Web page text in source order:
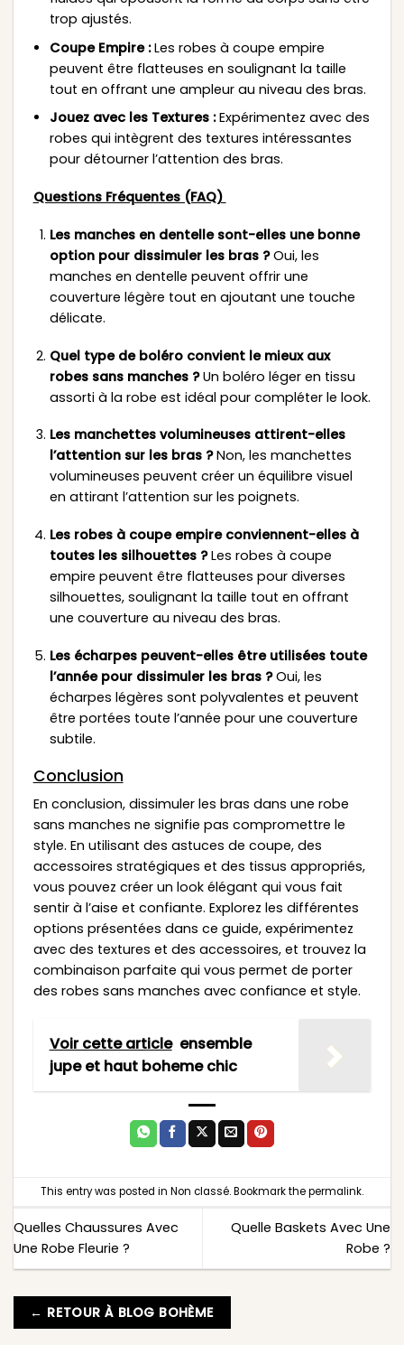
trop ajustés.
Coupe Empire :Les robes à coupe empire
peuvent être flatteuses en soulignant la taille
tout en offrant une ampleur au niveau des bras.
Jouez avec les Textures :Expérimentez avec des
robes qui intègrent des textures intéressantes
pour détourner l’attention des bras.
Questions Fréquentes (FAQ)
Les manches en dentelle sont-elles une bonne
option pour dissimuler les bras ?Oui, les
manches en dentelle peuvent offrir une
couverture légère tout en ajoutant une touche
délicate.
Quel type de boléro convient le mieux aux
robes sans manches ?Un boléro léger en tissu
assorti à la robe est idéal pour compléter le look.
Les manchettes volumineuses attirent-elles
l’attention sur les bras ?Non, les manchettes
volumineuses peuvent créer un équilibre visuel
en attirant l’attention sur les poignets.
Les robes à coupe empire conviennent-elles à
toutes les silhouettes ?Les robes à coupe
empire peuvent être flatteuses pour diverses
silhouettes, soulignant la taille tout en offrant
une couverture au niveau des bras.
Les écharpes peuvent-elles être utilisées toute
l’année pour dissimuler les bras ?Oui, les
écharpes légères sont polyvalentes et peuvent
être portées toute l’année pour une couverture
subtile.
Conclusion
En conclusion, dissimuler les bras dans une robe
sans manches ne signifie pas compromettre le
style. En utilisant des astuces de coupe, des
accessoires stratégiques et des tissus appropriés,
vous pouvez créer un look élégant qui vous fait
sentir à l’aise et confiante. Explorez les différentes
options présentées dans ce guide, expérimentez
avec des textures et des accessoires, et trouvez la
combinaison parfaite qui vous permet de porter
des robes sans manches avec confiance et style.
Voir cette article ensemble
jupe et haut boheme chic
This entry was posted in Non classé. Bookmark thepermalink.
Quelles Chaussures Avec
Une Robe Fleurie ?
Quelle Baskets Avec Une
Robe ?
← RETOUR À BLOG BOHÈME